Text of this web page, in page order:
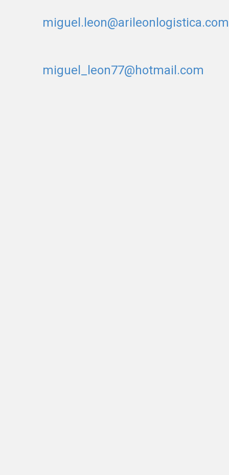
miguel.leon@arileonlogistica.com
miguel_leon77@hotmail.com